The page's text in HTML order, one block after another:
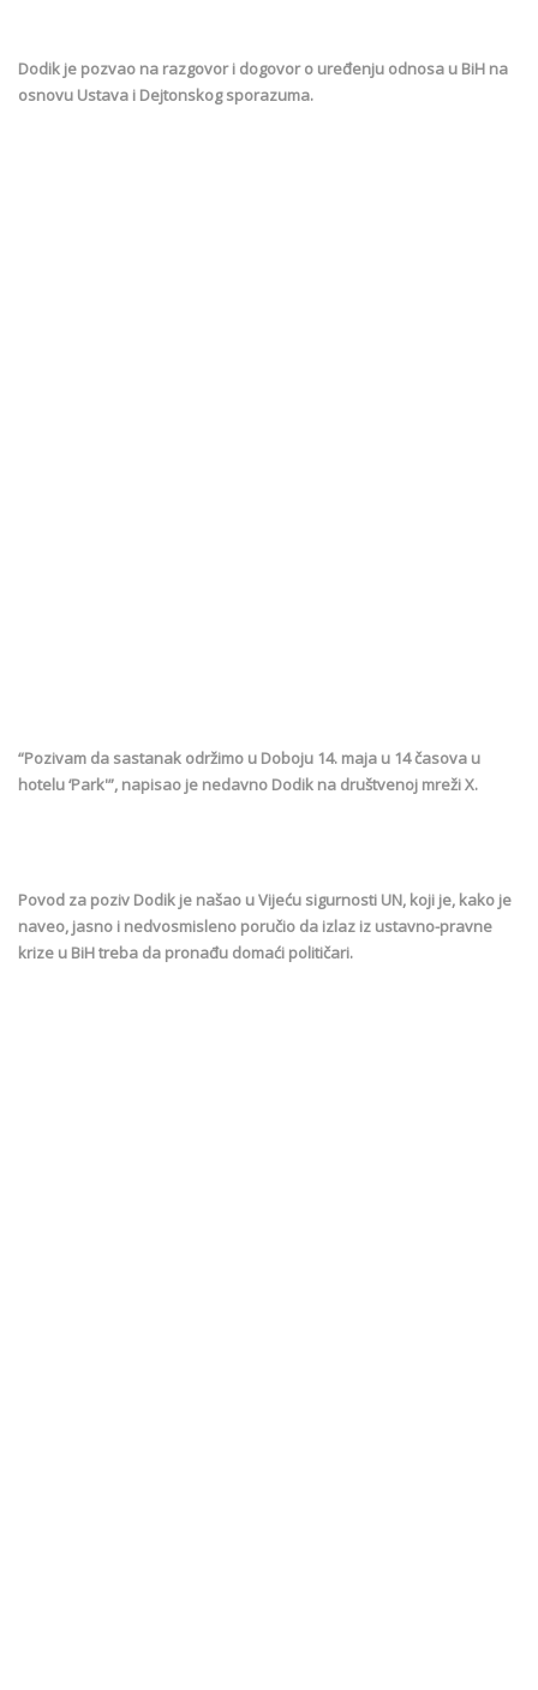
Dodik je pozvao na razgovor i dogovor o uređenju odnosa u BiH na
osnovu Ustava i Dejtonskog sporazuma.
“Pozivam da sastanak održimo u Doboju 14. maja u 14 časova u
hotelu ‘Park'”, napisao je nedavno Dodik na društvenoj mreži X.
Povod za poziv Dodik je našao u Vijeću sigurnosti UN, koji je, kako je
naveo, jasno i nedvosmisleno poručio da izlaz iz ustavno-pravne
krize u BiH treba da pronađu domaći političari.